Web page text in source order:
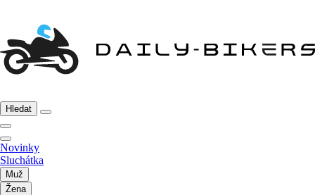
Hledat
Novinky
Sluchátka
Muž
Žena